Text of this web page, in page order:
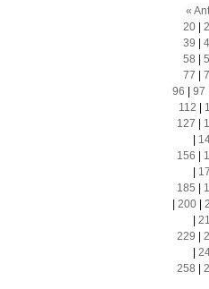
«
20|
39
58
77
96
97
112
127
156
185
200|
229
258